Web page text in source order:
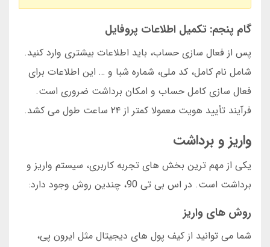
گام پنجم: تکمیل اطلاعات پروفایل
پس از فعال سازی حساب، باید اطلاعات بیشتری وارد کنید.
شامل نام کامل، کد ملی، شماره شبا و … این اطلاعات برای
فعال سازی کامل حساب و امکان برداشت ضروری است.
فرآیند تأیید هویت معمولا کمتر از ۲۴ ساعت طول می کشد.
واریز و برداشت
یکی از مهم ترین بخش های تجربه کاربری، سیستم واریز و
برداشت است. در اس بی تی 90، چندین روش وجود دارد:
روش های واریز
شما می توانید از کیف پول های دیجیتال مثل ایرون پی،